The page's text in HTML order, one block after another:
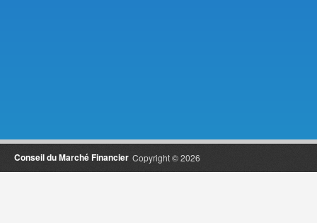
Copyright © 2026
Conseil du Marché Financier